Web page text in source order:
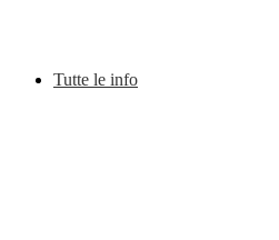
Tutte le info